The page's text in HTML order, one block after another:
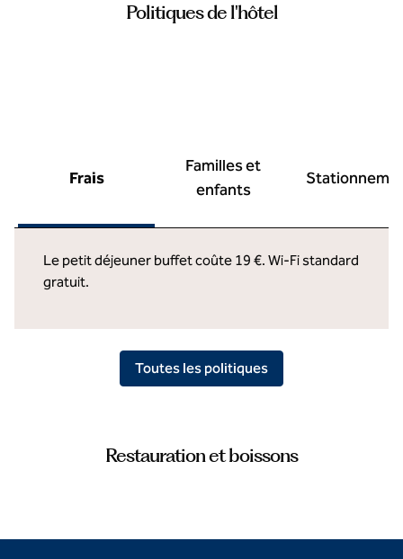
Politiques de l'hôtel
Frais
Familles et
enfants
Le petit déjeuner buffet coûte 19 €. Wi-Fi standard
gratuit.
Toutes les politiques
Restauration et boissons